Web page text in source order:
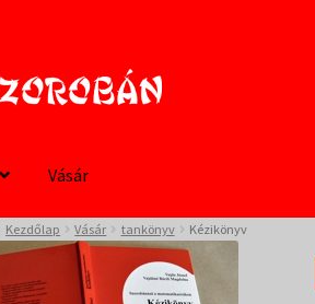
Vásár
Kezdőlap Vásár tankönyv Kézikönyv